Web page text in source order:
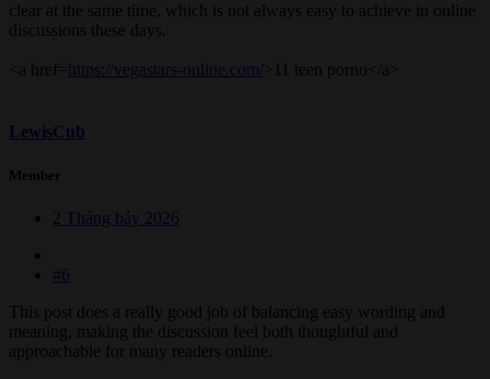
clear at the same time, which is not always easy to achieve in online
discussions these days.
<a href= https://vegastars-online.com/ >11 teen porno</a>
LewisCub
Member
2 Tháng bảy 2026
#6
This post does a really good job of balancing easy wording and
meaning, making the discussion feel both thoughtful and
approachable for many readers online.